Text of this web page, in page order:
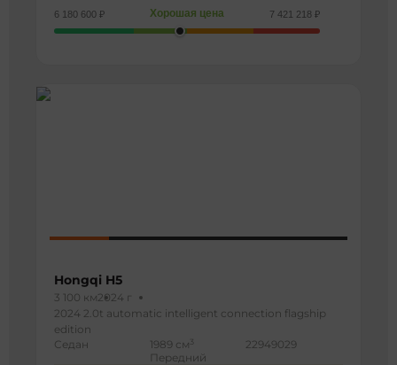
6 180 600 ₽ Хорошая цена 7 421 218 ₽
Hongqi H5
3 100 км2024 г
2024 2.0t automatic intelligent connection flagship
edition
Седан
1989 см 3
Передний
22949029